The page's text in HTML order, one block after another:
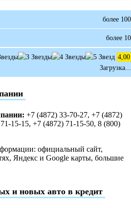
более 100
более 10
4,00
Загрузка...
+7 (4872) 33-70-27, +7 (4872)
15-15, +7 (4872) 71-15-50, 8 (800)
официальный сайт,
Яндекс и Google карты, большие
и новых авто в кредит